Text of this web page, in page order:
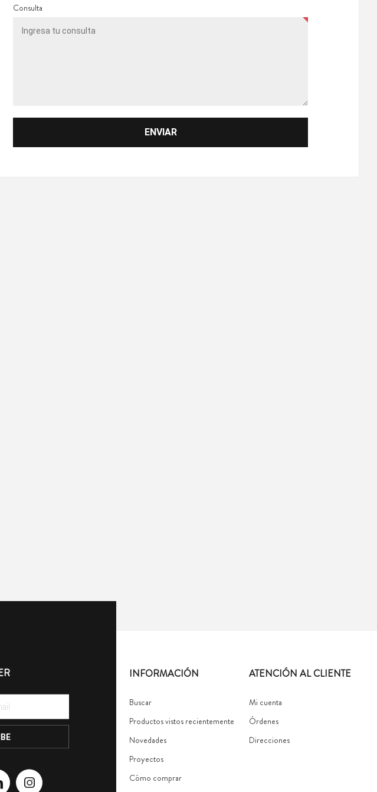
Consulta
INFORMACIÓN
Buscar
Productos vistos recientemente
Novedades
Proyectos
Cómo comprar
ATENCIÓN AL CLIENTE
Mi cuenta
Órdenes
Direcciones